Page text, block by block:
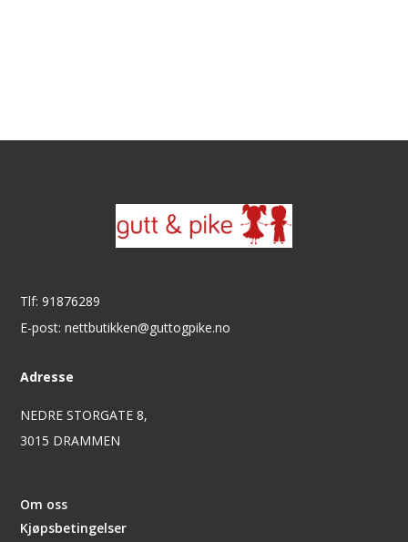
Tlf: 91876289
E-post: nettbutikken@guttogpike.no
Adresse
NEDRE STORGATE 8,
3015 DRAMMEN
Om oss
Kjøpsbetingelser